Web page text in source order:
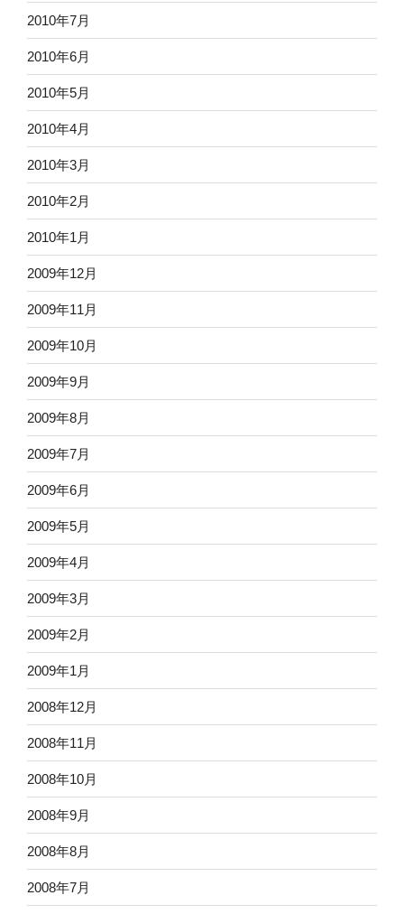
2010年7月
2010年6月
2010年5月
2010年4月
2010年3月
2010年2月
2010年1月
2009年12月
2009年11月
2009年10月
2009年9月
2009年8月
2009年7月
2009年6月
2009年5月
2009年4月
2009年3月
2009年2月
2009年1月
2008年12月
2008年11月
2008年10月
2008年9月
2008年8月
2008年7月